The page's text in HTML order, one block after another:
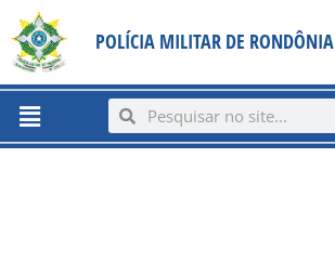
content
para
conteúdo
POLÍCIA MILITAR DE RONDÔNIA
Menu SearchSearch